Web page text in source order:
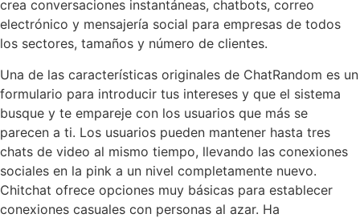
crea conversaciones instantáneas, chatbots, correo
electrónico y mensajería social para empresas de todos
los sectores, tamaños y número de clientes.
Una de las características originales de ChatRandom es un
formulario para introducir tus intereses y que el sistema
busque y te empareje con los usuarios que más se
parecen a ti. Los usuarios pueden mantener hasta tres
chats de video al mismo tiempo, llevando las conexiones
sociales en la pink a un nivel completamente nuevo.
Chitchat ofrece opciones muy básicas para establecer
conexiones casuales con personas al azar. Ha